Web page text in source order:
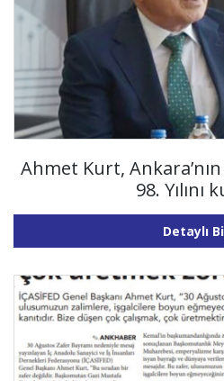
Ahmet Kurt,
98. Yılını
Detaylı